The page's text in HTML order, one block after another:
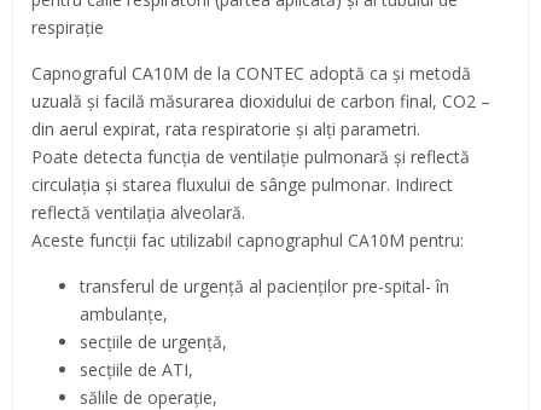
respirație
Capnograful CA10M de la CONTEC adoptă ca și metodă
uzuală și facilă măsurarea dioxidului de carbon final, CO2 –
din aerul expirat, rata respiratorie și alți parametri.
Poate detecta funcția de ventilație pulmonară și reflectă
circulația și starea fluxului de sânge pulmonar. Indirect
reflectă ventilația alveolară.
Aceste funcții fac utilizabil capnographul CA10M pentru:
transferul de urgență al pacienților pre-spital- în
ambulanțe,
secțiile de urgență,
secțiile de ATI,
sălile de operație,